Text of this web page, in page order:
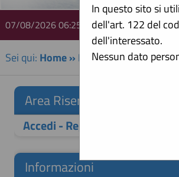
07/08/2026 06:25
Sei qui: Home» Elenco operatori
In questo sito si
dell'art. 122 del
dell'interessato.
Nessun dato
Area Riservata
Accedi - Registrati
Informazioni